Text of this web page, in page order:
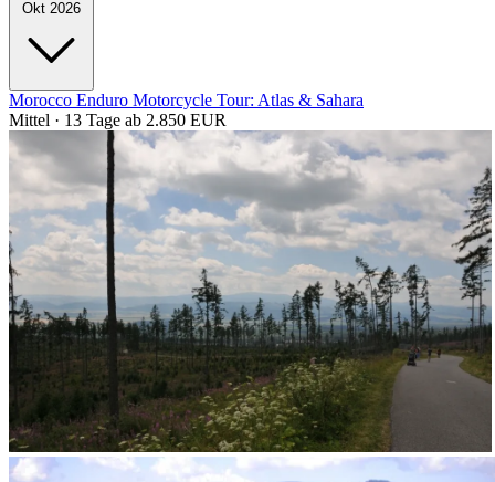
Okt 2026
Morocco Enduro Motorcycle Tour: Atlas & Sahara
Mittel · 13 Tage ab 2.850 EUR